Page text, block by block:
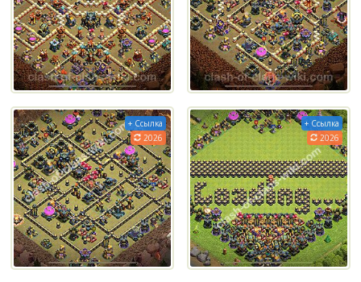
+ Ссылка
2026
+ Ссылка
2026